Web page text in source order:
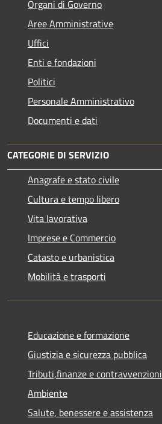
Organi di Governo
Aree Amministrative
Uffici
Enti e fondazioni
Politici
Personale Amministrativo
Documenti e dati
CATEGORIE DI SERVIZIO
Anagrafe e stato civile
Cultura e tempo libero
Vita lavorativa
Imprese e Commercio
Catasto e urbanistica
Mobilità e trasporti
Educazione e formazione
Giustizia e sicurezza pubblica
Tributi,finanze e contravvenzioni
Ambiente
Salute, benessere e assistenza